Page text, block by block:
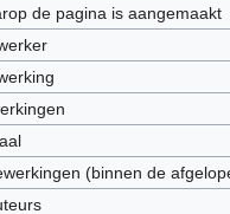
de pagina is aangemaakt
(binnen de